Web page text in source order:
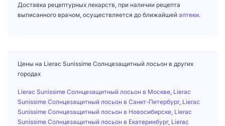
Доставка рецептурных лекарств, при наличии рецепта
выписанного врачом, осуществляется до ближайшей аптеки.
Цены на Lierac Sunissime Солнцезащитный лосьон в других
городах
Lierac Sunissime Солнцезащитный лосьон в Москве Lierac
Sunissime Солнцезащитный лосьон в Санкт-Петербург, Lierac
Sunissime Солнцезащитный лосьон в Новосибирске Lierac
Sunissime Солнцезащитный лосьон в Екатеринбург, Lierac